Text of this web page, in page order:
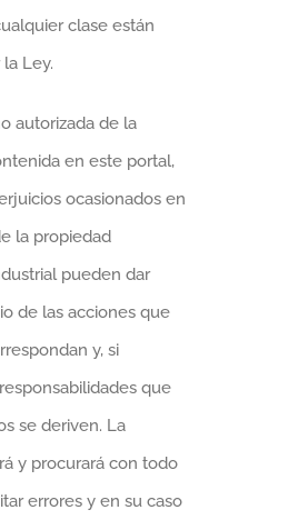
clase están
Ley.
autorizada de la
en este portal,
ocasionados en
la propiedad
pueden dar
de las acciones que
y, si
que
se deriven. La
y procurará con todo
errores y en su caso